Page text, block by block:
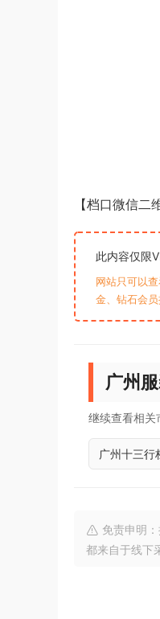
【档口微信二
此内容仅限
网站只可以
金、钻石会员
广州
继续查看相关
广州十三行
免责申明
都来自于线下